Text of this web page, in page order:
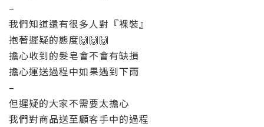
–
我們知道還有很多人對『裸裝』
抱著遲疑的態度🙌🙌🙌
擔心收到的髮皂會不會有缺損
擔心運送過程中如果遇到下雨
–
但遲疑的大家不需要太擔心
我們對商品送至顧客手中的過程